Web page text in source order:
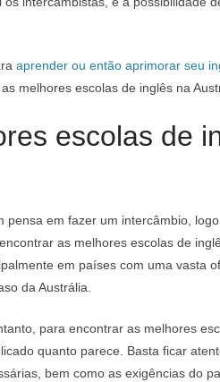
aprender ou então aprimorar seu
melhores escolas de inglês na
escolas de
pensa em fazer um intercâmbio,
as melhores escolas de
em países com uma vasta
da Austrália.
para encontrar as melhores
quanto parece. Basta ficar
bem como as exigências do